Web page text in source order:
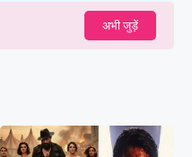
अभी जुड़ें